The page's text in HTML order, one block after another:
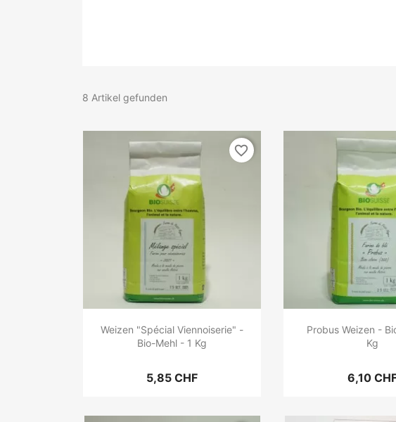
8 Artikel gefunden
Weizen "Spécial Viennoiserie" -
Bio-Mehl - 1 Kg
5,85 CHF
favorite_border
Probus Weizen -
Kg
6,10